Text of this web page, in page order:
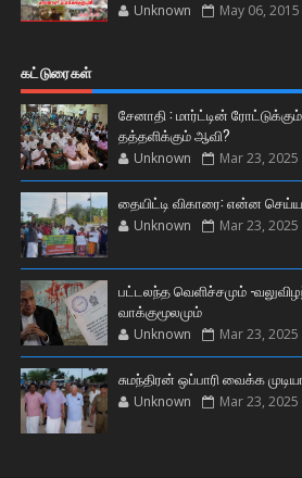
Unknown May 06, 2015
கட்டுரைகள்
சேனாதி : மார்ட்டின்
தத்தளிக்கும் ஆவி?
Unknown Mar 23, 2025
தையிட்டி விகாரை: என்ன
Unknown Mar 23, 2025
பட்டலந்த வெளிச்சமும் -
வாக்குமூலமும்
Unknown Mar 23, 2025
சுமந்திரன் ஒப்பாரி வைக்க
Unknown Mar 23, 2025